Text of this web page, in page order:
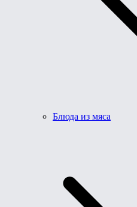
Блюда из мяса